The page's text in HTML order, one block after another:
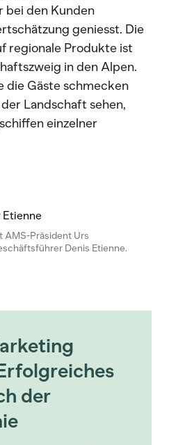
bei den Kunden
geniesst. Die
regionale Produkte ist
in den Alpen.
die Gäste schmecken
der Landschaft sehen,
einzelner
AMS-Präsident Urs
Denis Etienne.
der